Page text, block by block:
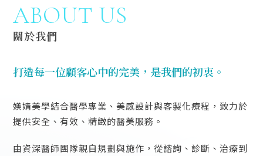
ABOUT US
關於我們
打造每一位顧客心中的完美，是我們的初衷。
媄婧美學結合醫學專業、美感設計與客製化療程，致力於
提供安全、有效、精緻的醫美服務。
由資深醫師團隊親自規劃與施作，從諮詢、診斷、治療到